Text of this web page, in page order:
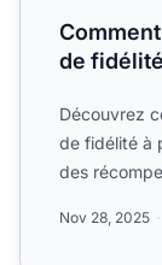
de
Découvrez
de fidélité à
des
Nov 28, 2025